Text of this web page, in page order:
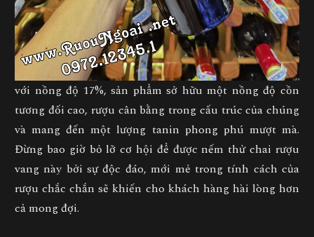
với nồng độ 17%, sản phẩm sở hữu một nồng độ cồn
tương đối cao, rượu cân bằng trong cấu trúc của chúng
và mang đến một lượng tanin phong phú mượt mà.
Đừng bao giờ bỏ lỡ cơ hội để được nếm thử chai rượu
vang này bởi sự độc đáo, mới mẻ trong tính cách của
rượu chắc chắn sẽ khiến cho khách hàng hài lòng hơn
cả mong đợi.